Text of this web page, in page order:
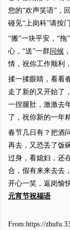
您的“欢声笑语”，
碰见“上岗科”请按
“搬”一块平安，“拖
心，“送”一群问候
情，祝你工作顺利
揉一揉眼睛，看看
走了新的又开始了
一捏腿肚，激激去
了，祝你新的一年
春节几日有？把酒
再去，又恐丢了饭
过身，看媳妇，还
合，假有来来去去
开心一笑，返岗愉
元宵节祝福语
From:https://